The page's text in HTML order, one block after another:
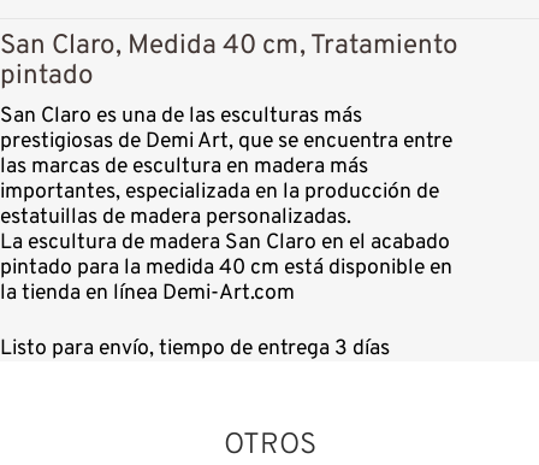
San Claro, Medida 40 cm, Tratamiento
pintado
San Claro es una de las esculturas más
prestigiosas de Demi Art, que se encuentra entre
las marcas de escultura en madera más
importantes, especializada en la producción de
estatuillas de madera personalizadas.
La escultura de madera San Claro en el acabado
pintado para la medida 40 cm está disponible en
la tienda en línea Demi-Art.com
Listo para envío, tiempo de entrega 3 días
OTROS